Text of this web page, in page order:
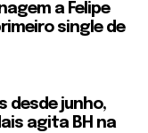
a Felipe
single de
desde junho,
agita BH na